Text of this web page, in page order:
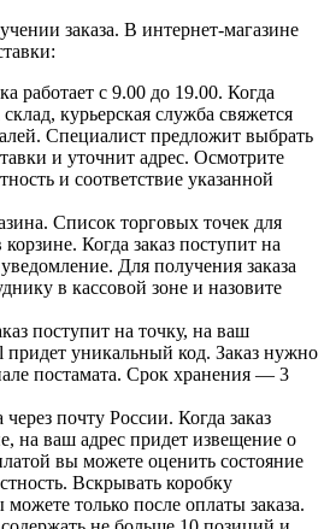
заказа. В интернет-магазине
работает с 9.00 до 19.00. Когда
курьерская служба свяжется
Специалист предложит выбрать
и уточнит адрес. Осмотрите
и соответствие указанной
Список торговых точек для
Когда заказ поступит на
Для получения заказа
в кассовой зоне и назовите
поступит на точку, на ваш
придет уникальный код. Заказ нужно
постамата. Срок хранения — 3
почту России. Когда заказ
на ваш адрес придет извещение о
вы можете оценить состояние
Вскрывать коробку
можете только после оплаты заказа.